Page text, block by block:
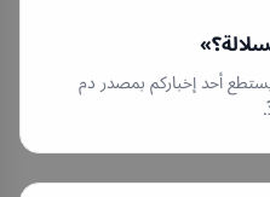
أحد إخباركم بمصدر دم